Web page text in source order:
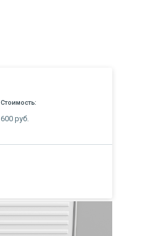
Стоимость:
600 руб.